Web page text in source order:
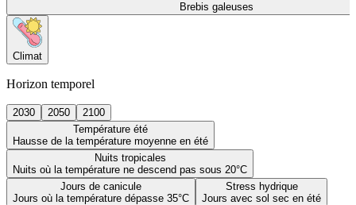
Brebis galeuses
Climat
Horizon temporel
2030 2050
2100
Température été
Hausse de la température moyenne en été
Nuits tropicales
Nuits où la température ne descend pas sous 20°C
Jours de canicule
Jours où la température dépasse 35°C
Stress hydrique
Jours avec sol sec en été